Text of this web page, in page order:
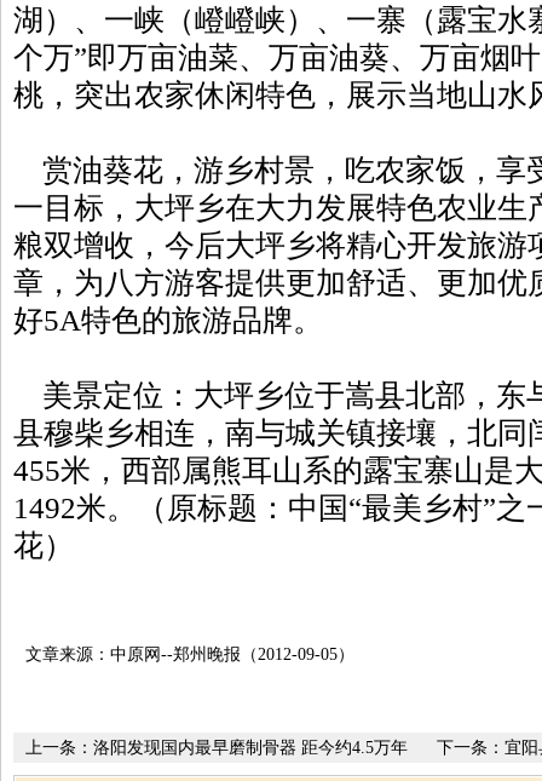
湖）、一峡（嶝嶝峡）、一寨（露宝水
个万”即万亩油菜、万亩油葵、万亩烟
桃，突出农家休闲特色，展示当地山水
赏油葵花，游乡村景，吃农家饭，享
一目标，大坪乡在大力发展特色农业生
粮双增收，今后大坪乡将精心开发旅游
章，为八方游客提供更加舒适、更加优
好5A特色的旅游品牌。
美景定位：大坪乡位于嵩县北部，东
县穆柴乡相连，南与城关镇接壤，北同
455米，西部属熊耳山系的露宝寨山是
1492米。（原标题：中国“最美乡村”
花）
文章来源：中原网--郑州晚报（2012-09-05）
下一条： 宜阳
上一条： 洛阳发现国内最早磨制骨器 距今约4.5万年